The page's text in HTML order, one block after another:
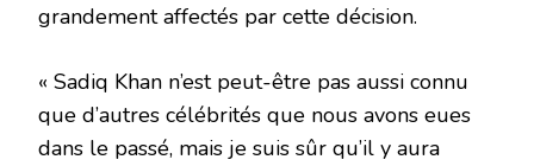
grandement affectés par cette décision.
« Sadiq Khan n’est peut-être pas aussi connu
que d’autres célébrités que nous avons eues
dans le passé, mais je suis sûr qu’il y aura